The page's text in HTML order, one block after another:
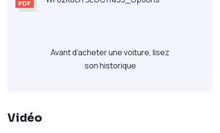
Avant d’acheter une voiture, lisez
son historique
Vidéo